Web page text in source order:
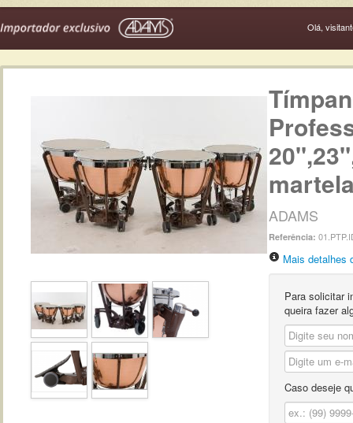
Olá,
ADAMS
Referência:
Mais detalhes
Para solicitar
queira fazer
Caso deseje